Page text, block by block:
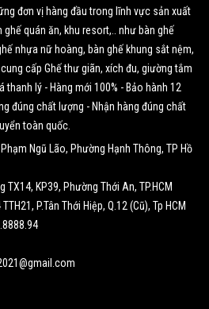
đơn vị hàng đầu trong lĩnh vực sản xuất
quán ăn, khu resort,.. như bàn ghế
nhựa nữ hoàng, bàn ghế khung sắt nệm,
cấp Ghế thư giãn, xích đu, giường tắm
thanh lý - Hàng mới 100% - Bảo hành 12
đúng chất lượng - Nhận hàng đúng chất
toàn quốc.
Ngũ Lão, Phường Hạnh Thông, TP Hồ
KP39, Phường Thới An, TP.HCM
P.Tân Thới Hiệp, Q.12 (Cũ), Tp HCM